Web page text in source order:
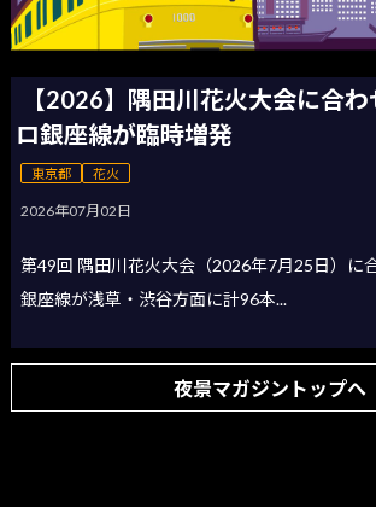
【2026】隅田川花火大会に合
ロ銀座線が臨時増発
東京都 花火
2026年07月02日
第49回 隅田川花火大会（2026年7月25日）に
銀座線が浅草・渋谷方面に計96本...
夜景マガジントップへ